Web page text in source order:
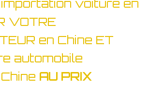
importation voiture en
VOTRE
en Chine ET
automobile
AU PRIX